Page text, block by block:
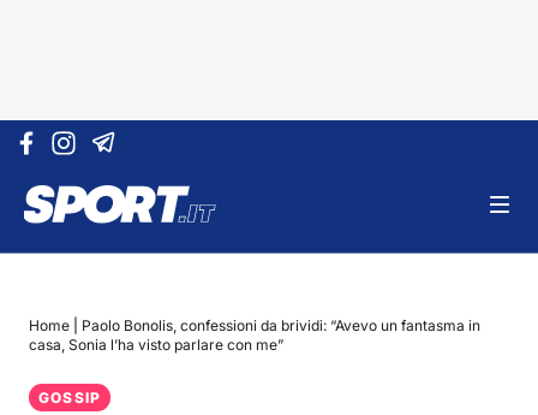
Vai al contenuto
Home
Paolo Bonolis, confessioni da brividi: “Avevo un fantasma in
casa, Sonia l’ha visto parlare con me”
GOSSIP